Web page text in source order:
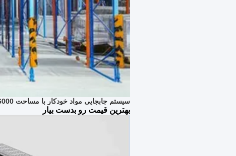
سیستم جابجایی مواد خودکار با مساحت 6000 متر مربع ASRS با سیستم کنترل PLC و حداقل دمای 25- درجه سانتیگراد
بهترین قیمت رو بدست بیار